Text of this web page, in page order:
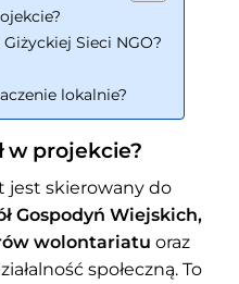
Sieci NGO?
lokalnie?
w projekcie?
jest skierowany do
Gospodyń Wiejskich,
wolontariatu oraz
społeczną. To